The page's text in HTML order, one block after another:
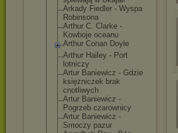
Arkady Fiedler - Wyspa
Robinsona
Arthur C. Clarke -
Kowboje oceanu
Arthur Conan Doyle
Arthur Hailey - Port
lotniczy
Artur Baniewicz - Gdzie
księżniczek brak
cnotliwych
Artur Baniewicz -
Pogrzeb czarownicy
Artur Baniewicz -
Smoczy pazur